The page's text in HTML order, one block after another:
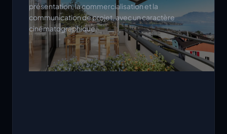
présentation, la commercialisation et la
communication de projet, avec un caractère
cinématographique.